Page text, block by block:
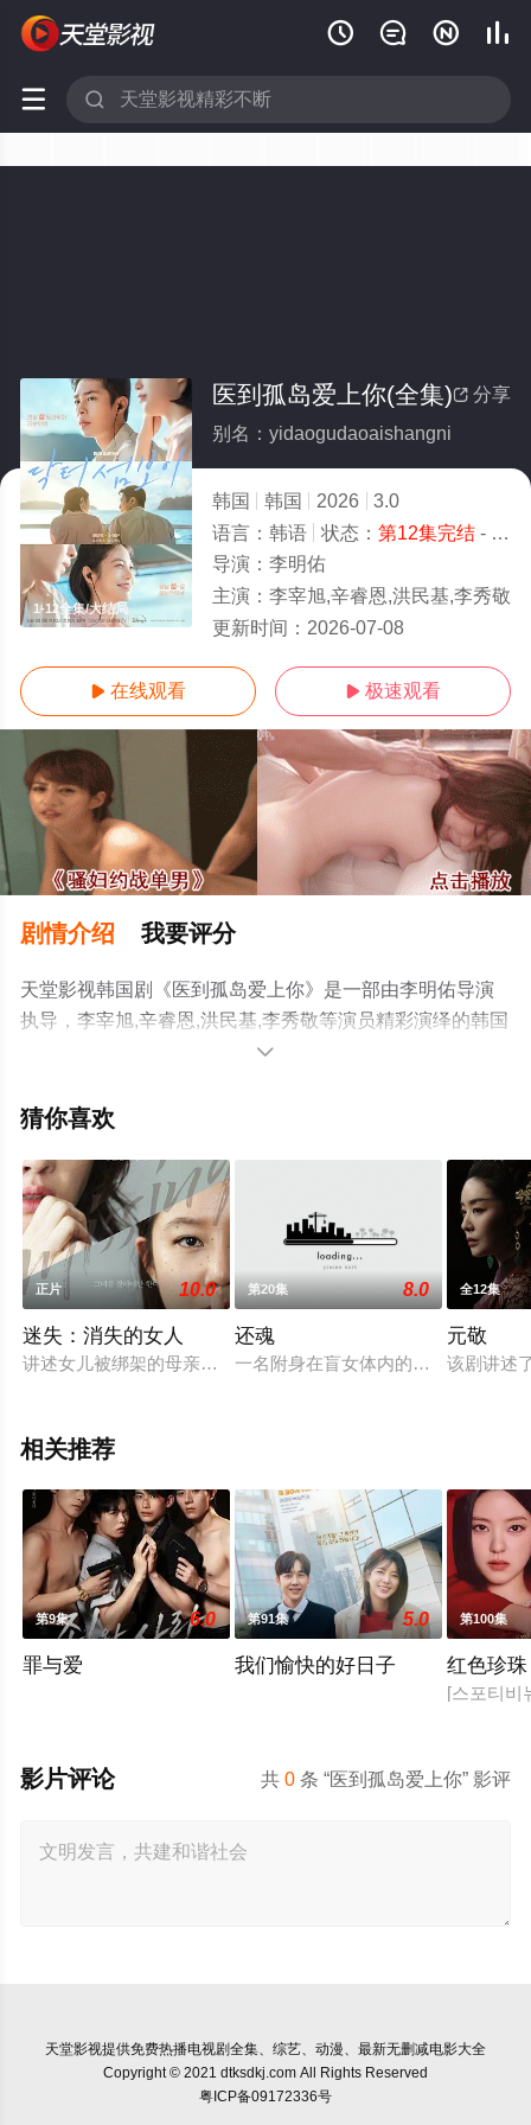
   
 
1-12全集/大结局
 分享
医到孤岛爱上你(全集)
别名：yidaogudaoaishangni
韩国 韩国 2026
3.0
语言： 韩语 状态： 第12集完结- 免费在线观看
导演： 李明佑
主演： 李宰旭,辛睿恩,洪民基,李秀敬
更新时间： 2026-07-08
 在线观看  极速观看
剧情介绍 我要评分
天堂影视韩国剧《医到孤岛爱上你》是一部由李明佑导演
执导，李宰旭,辛睿恩,洪民基,李秀敬等演员精彩演绎的韩国
电视剧，大结局剧情已揭晓（1-12全集），手机免费观看
信息可移步至豆瓣电视剧、电视猫或剧情网等平台了解。

猜你喜欢
正片 10.0
迷失：消失的女人
讲述女儿被绑架的母亲与绑架孩子的家务助理在4天之中发生的
第20集 8.0
还魂
一名附身在盲女体内的强大巫女遇见
全12集
元敬
该剧讲述
相关推荐
第9集 6.0
罪与爱
第91集 5.0
我们愉快的好日子
第100集
红色珍珠
[스포티비
共0 条 “医到孤岛爱上你” 影评
影片评论
天堂影视提供免费热播电视剧全集、综艺、动漫、最新无删减电影大全
Copyright © 2021 dtksdkj.com All Rights Reserved
粤ICP备09172336号